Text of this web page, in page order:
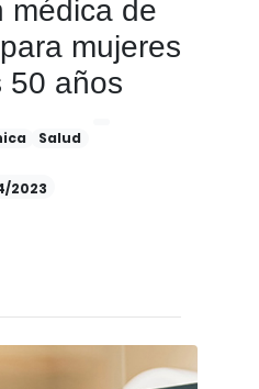
médica de
mujeres
50 años
Salud
2023